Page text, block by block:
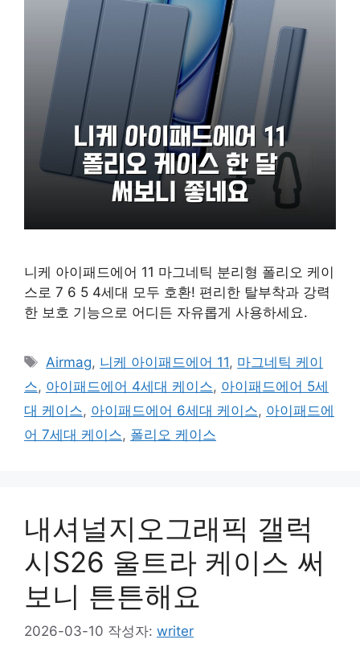
니케 아이패드에어 11 마그네틱 분리형 폴리오 케이
스로 7 6 5 4세대 모두 호환! 편리한 탈부착과 강력
한 보호 기능으로 어디든 자유롭게 사용하세요.
태
그
Airmag, 니케 아이패드에어 11, 마그네틱 케이
스, 아이패드에어 4세대 케이스, 아이패드에어 5세
대 케이스, 아이패드에어 6세대 케이스, 아이패드에
어 7세대 케이스, 폴리오 케이스
내셔널지오그래픽 갤럭
시S26 울트라 케이스 써
보니 튼튼해요
2026-03-10 작성자: writer